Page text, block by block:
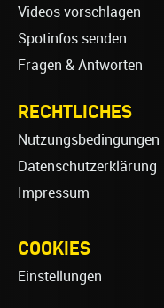
Videos vorschlagen
Spotinfos senden
Fragen & Antworten
RECHTLICHES
Nutzungsbedingungen
Datenschutzerklärung
Impressum
COOKIES
Einstellungen